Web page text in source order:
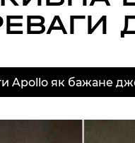
КОМАНДАМ
Apollo як бажане